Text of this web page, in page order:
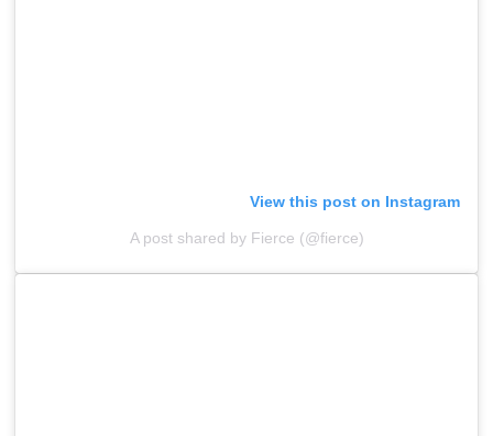
View this post on Instagram
A post shared by Fierce (@fierce)